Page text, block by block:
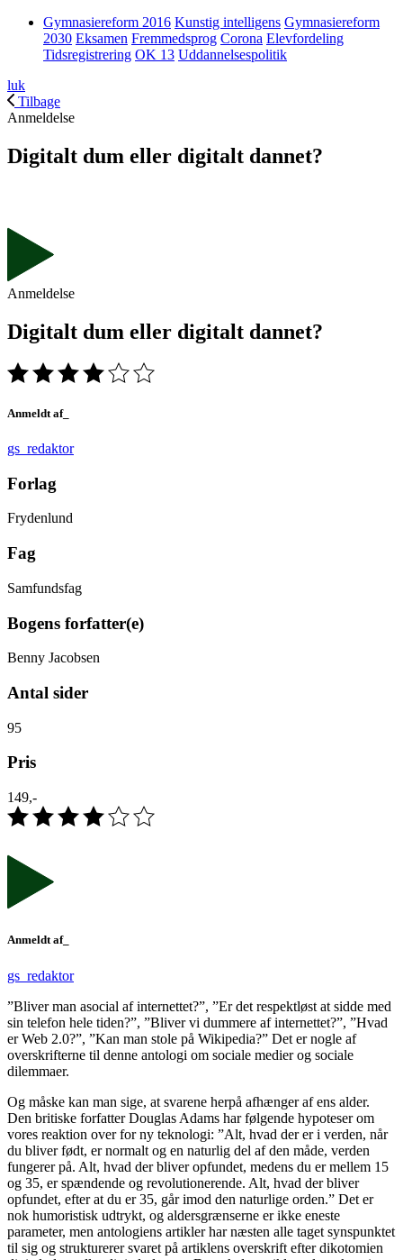
Gymnasiereform 2016 Kunstig intelligens Gymnasiereform
2030 Eksamen Fremmedsprog Corona Elevfordeling
Tidsregistrering OK 13 Uddannelsespolitik
luk
Tilbage
Anmeldelse
Digitalt dum eller digitalt dannet?
Anmeldelse
Digitalt dum eller digitalt dannet?
Anmeldt af_
gs_redaktor
Forlag
Frydenlund
Fag
Samfundsfag
Bogens forfatter(e)
Benny Jacobsen
Antal sider
95
Pris
149,-
Anmeldt af_
gs_redaktor
”Bliver man asocial af internettet?”, ”Er det respektløst at sidde med
sin telefon hele tiden?”, ”Bliver vi dummere af internettet?”, ”Hvad
er Web 2.0?”, ”Kan man stole på Wikipedia?” Det er nogle af
overskrifterne til denne antologi om sociale medier og sociale
dilemmaer.
Og måske kan man sige, at svarene herpå afhænger af ens alder.
Den britiske forfatter Douglas Adams har følgende hypoteser om
vores reaktion over for ny teknologi: ”Alt, hvad der er i verden, når
du bliver født, er normalt og en naturlig del af den måde, verden
fungerer på. Alt, hvad der bliver opfundet, medens du er mellem 15
og 35, er spændende og revolutionerende. Alt, hvad der bliver
opfundet, efter at du er 35, går imod den naturlige orden.” Det er
nok humoristisk udtrykt, og aldersgrænserne er ikke eneste
parameter, men antologiens artikler har næsten alle taget synspunktet
til sig og strukturerer svaret på artiklens overskrift efter dikotomien